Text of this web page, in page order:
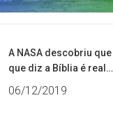
A NASA descobriu
que diz a Bíblia é real…
06/12/2019